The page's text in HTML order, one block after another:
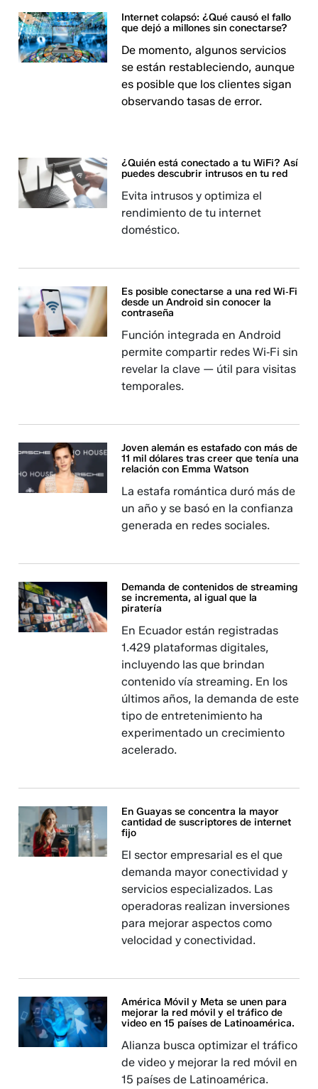
Internet colapsó: ¿Qué causó el fallo
que dejó a millones sin conectarse?
De momento, algunos servicios
se están restableciendo, aunque
es posible que los clientes sigan
observando tasas de error.
¿Quién está conectado a tu WiFi? Así
puedes descubrir intrusos en tu red
Evita intrusos y optimiza el
rendimiento de tu internet
doméstico.
Es posible conectarse a una red Wi‑Fi
desde un Android sin conocer la
contraseña
Función integrada en Android
permite compartir redes Wi‑Fi sin
revelar la clave — útil para visitas
temporales.
Joven alemán es estafado con más de
11 mil dólares tras creer que tenía una
relación con Emma Watson
La estafa romántica duró más de
un año y se basó en la confianza
generada en redes sociales.
Demanda de contenidos de streaming
se incrementa, al igual que la
piratería
En Ecuador están registradas
1.429 plataformas digitales,
incluyendo las que brindan
contenido vía streaming. En los
últimos años, la demanda de este
tipo de entretenimiento ha
experimentado un crecimiento
acelerado.
En Guayas se concentra la mayor
cantidad de suscriptores de internet
fijo
El sector empresarial es el que
demanda mayor conectividad y
servicios especializados. Las
operadoras realizan inversiones
para mejorar aspectos como
velocidad y conectividad.
América Móvil y Meta se unen para
mejorar la red móvil y el tráfico de
video en 15 países de Latinoamérica.
Alianza busca optimizar el tráfico
de video y mejorar la red móvil en
15 países de Latinoamérica.